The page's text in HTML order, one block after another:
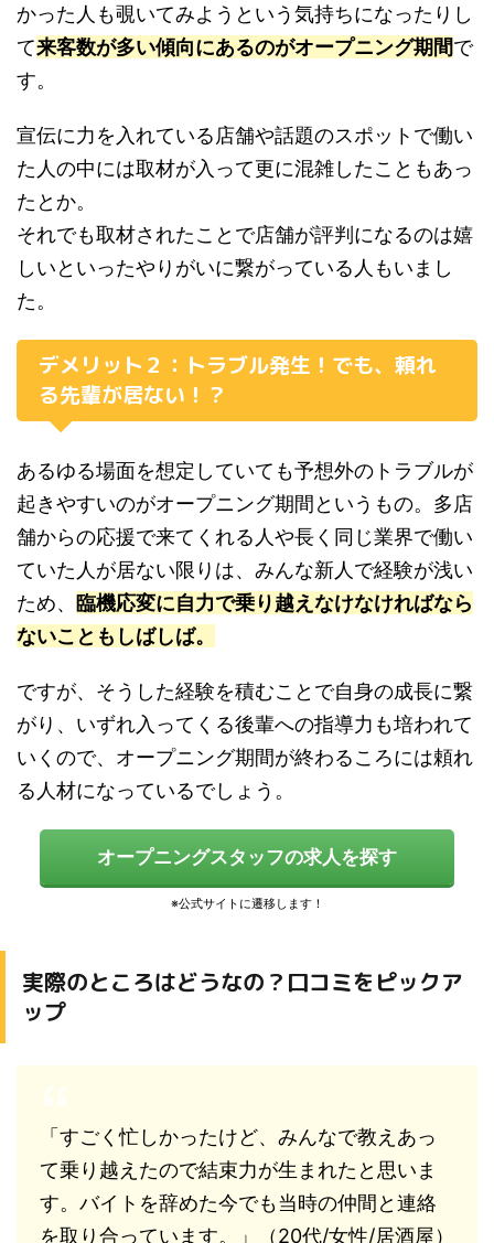
かった人も覗いてみようという気持ちになったりし
て来客数が多い傾向にあるのがオープニング期間で
す。
宣伝に力を入れている店舗や話題のスポットで働い
た人の中には取材が入って更に混雑したこともあっ
たとか。
それでも取材されたことで店舗が評判になるのは嬉
しいといったやりがいに繋がっている人もいまし
た。
デメリット２：トラブル発生！でも、頼れ
る先輩が居ない！？
あるゆる場面を想定していても予想外のトラブルが
起きやすいのがオープニング期間というもの。多店
舗からの応援で来てくれる人や長く同じ業界で働い
ていた人が居ない限りは、みんな新人で経験が浅い
ため、 臨機応変に自力で乗り越えなけなければなら
ないこともしばしば。
ですが、そうした経験を積むことで自身の成長に繋
がり、いずれ入ってくる後輩への指導力も培われて
いくので、オープニング期間が終わるころには頼れ
る人材になっているでしょう。
オープニングスタッフの求人を探す
実際のところはどうなの？口コミをピックア
ップ
「すごく忙しかったけど、みんなで教えあっ
て乗り越えたので結束力が生まれたと思いま
す。バイトを辞めた今でも当時の仲間と連絡
を取り合っています。」（20代/女性/居酒屋）